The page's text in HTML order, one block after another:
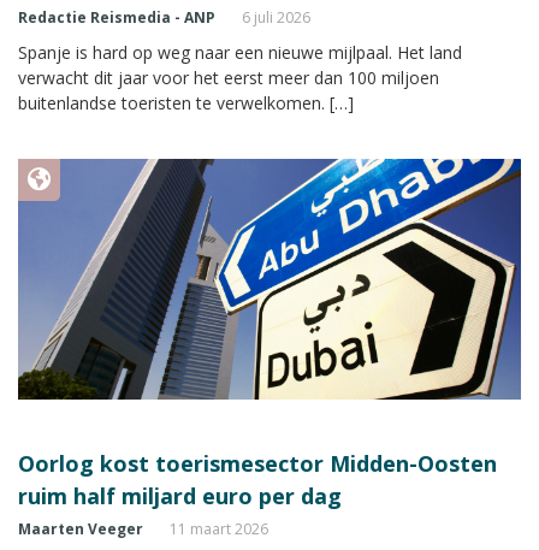
Redactie Reismedia - ANP 6 juli 2026
Spanje is hard op weg naar een nieuwe mijlpaal. Het land
verwacht dit jaar voor het eerst meer dan 100 miljoen
buitenlandse toeristen te verwelkomen. […]
Oorlog kost toerismesector Midden-Oosten
ruim half miljard euro per dag
Maarten Veeger 11 maart 2026